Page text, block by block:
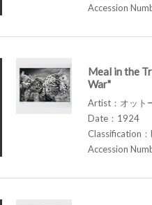
Accession
Meal in the
War"
Artist：オッ
Date：1924
Classification
Accession